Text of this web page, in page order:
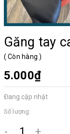
Găng tay
( Còn hàng)
5.000₫
Đang cập nhật
Số lượng: